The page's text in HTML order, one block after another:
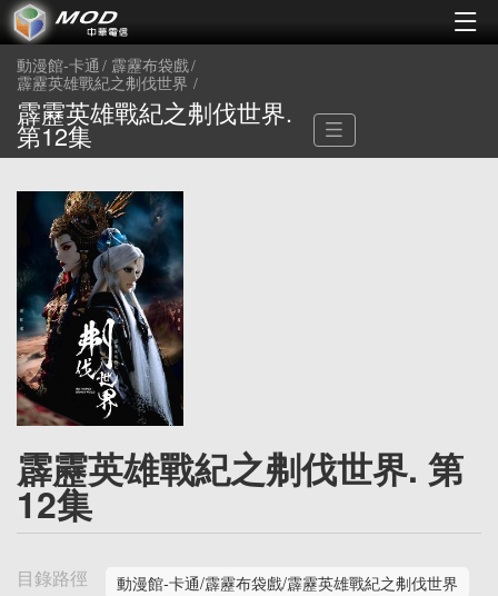
動漫館-卡通
霹靂布袋戲
霹靂英雄戰紀之刜伐世界
霹靂英雄戰紀之刜伐世界.
第12集
霹靂英雄戰紀之刜伐世界. 第
12集
目錄路徑 動漫館-卡通/霹靂布袋戲/霹靂英雄戰紀之刜伐世界